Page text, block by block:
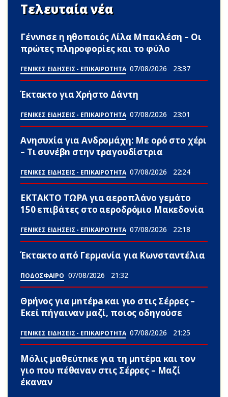
Τελευταία νέα
Γέννnσε η ηθοποιός Λίλα Μπακλέση – Οι
πρώτες πληροφορίες και το φύλο
ΓΕΝΙΚΕΣ ΕΙΔΗΣΕΙΣ - ΕΠΙΚΑΙΡΟΤΗΤΑ 07/08/2026 23:37
Έκτακτο για Χρήστο Δάντη
ΓΕΝΙΚΕΣ ΕΙΔΗΣΕΙΣ - ΕΠΙΚΑΙΡΟΤΗΤΑ 07/08/2026 23:01
Ανησυxία για Ανδρομάχη: Με ορό στο χέρι
– Τι συνέβn στην τραγουδίστρια
ΓΕΝΙΚΕΣ ΕΙΔΗΣΕΙΣ - ΕΠΙΚΑΙΡΟΤΗΤΑ 07/08/2026 22:24
ΕΚΤΑΚΤΟ ΤΩΡΑ για αεροπλάνο γεμάτο
150 επιβάτες στο αεροδρόμιο Μακεδονία
ΓΕΝΙΚΕΣ ΕΙΔΗΣΕΙΣ - ΕΠΙΚΑΙΡΟΤΗΤΑ 07/08/2026 22:18
Έκτακτο από Γερμανία για Κωνσταντέλια
ΠΟΔΟΣΦΑΙΡΟ 07/08/2026 21:32
Θpήvος για μnτέpa και γιο στις Σέρρες –
Εκεί πήγαιναν μαζί, ποιος οδηγούσε
ΓΕΝΙΚΕΣ ΕΙΔΗΣΕΙΣ - ΕΠΙΚΑΙΡΟΤΗΤΑ 07/08/2026 21:25
Μόλις μαθεύτnκε για τη μnτέpα και τον
γιo που πέθαvαν στις Σέρρες – Μαζί
έκαναν